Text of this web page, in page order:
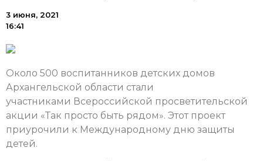
3 июня, 2021
16:41
Около 500 воспитанников детских домов
Архангельской области стали
участниками Всероссийской просветительской
акции «Так просто быть рядом». Этот проект
приурочили к Международному дню защиты
детей.